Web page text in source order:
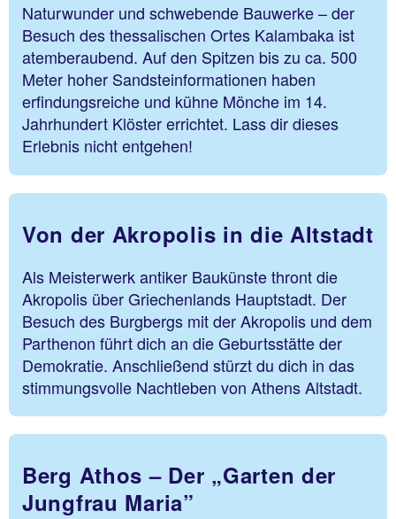
Naturwunder und schwebende Bauwerke – der
Besuch des thessalischen Ortes Kalambaka ist
atemberaubend. Auf den Spitzen bis zu ca. 500
Meter hoher Sandsteinformationen haben
erfindungsreiche und kühne Mönche im 14.
Jahrhundert Klöster errichtet. Lass dir dieses
Erlebnis nicht entgehen!
Von der Akropolis in die Altstadt
Als Meisterwerk antiker Baukünste thront die
Akropolis über Griechenlands Hauptstadt. Der
Besuch des Burgbergs mit der Akropolis und dem
Parthenon führt dich an die Geburtsstätte der
Demokratie. Anschließend stürzt du dich in das
stimmungsvolle Nachtleben von Athens Altstadt.
Berg Athos – Der „Garten der
Jungfrau Maria”